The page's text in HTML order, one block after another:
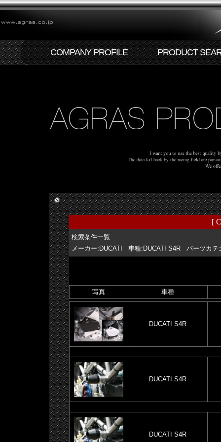
COMPANY PROFILE PRODUCT
[
検索条件一覧
メーカー:DUCATI 車種:DUCATI S4R パーツカ
写真 車種
DUCATI S4R
DUCATI S4R
DUCATI S4R